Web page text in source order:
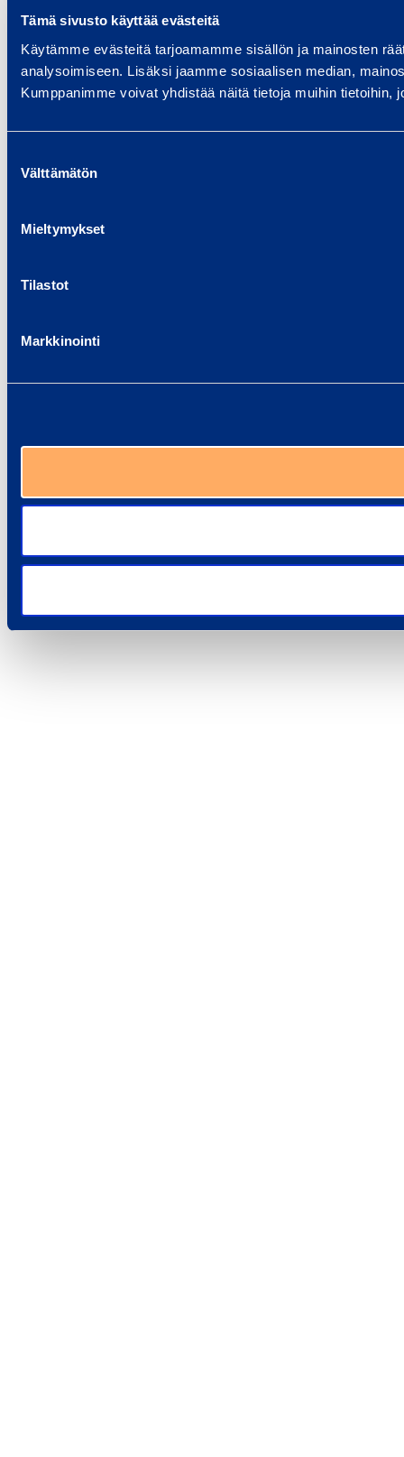
Tämä sivusto käyttää evästeitä
Käytämme evästeitä tarjoamamme sisällön ja mainosten
analysoimiseen. Lisäksi jaamme sosiaalisen median,
Kumppanimme voivat yhdistää näitä tietoja muihin tietoihin,
valinta
Välttämätön
Mieltymykset
Tilastot
Markkinointi